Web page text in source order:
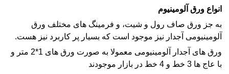
انواع ورق آلومینیوم
به جز ورق صاف رول و شیت، و فرمینگ های مختلف ورق
آلومینیومی آجدار نیز موجود است که بسیار پر کاربرد نیز هست.
ورق های آجدار آلومینیومی معمولا به صورت ورق های 1*2 متر و
با عاج ها 3 خط و 4 خط در بازار موجودند